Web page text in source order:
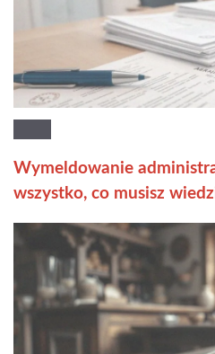
Wymeldowanie
wszystko, co musisz